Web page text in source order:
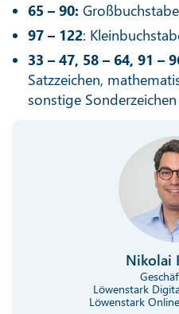
65 – 90:
97 – 122:
33 – 47, 58 – 64, 91 –
Satzzeichen,
sonstige Sonderzeichen
Nikolai
Löwenstark
Löwenstark